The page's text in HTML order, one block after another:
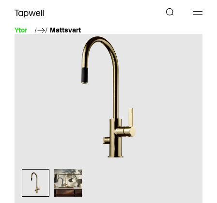
Ytor Mattsvart